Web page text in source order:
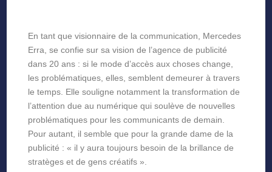
En tant que visionnaire de la communication, Mercedes
Erra, se confie sur sa vision de l’agence de publicité
dans 20 ans : si le mode d’accès aux choses change,
les problématiques, elles, semblent demeurer à travers
le temps. Elle souligne notamment la transformation de
l’attention due au numérique qui soulève de nouvelles
problématiques pour les communicants de demain.
Pour autant, il semble que pour la grande dame de la
publicité : « il y aura toujours besoin de la brillance de
stratèges et de gens créatifs ».